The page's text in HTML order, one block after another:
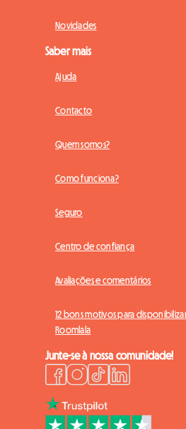
Novidades
Saber mais
Ajuda
Contacto
Quem somos?
Como funciona?
Seguro
Centro de confiança
Avaliações e comentários
12 bons motivos para
Roomlala
Junte-se à nossa comunidade!